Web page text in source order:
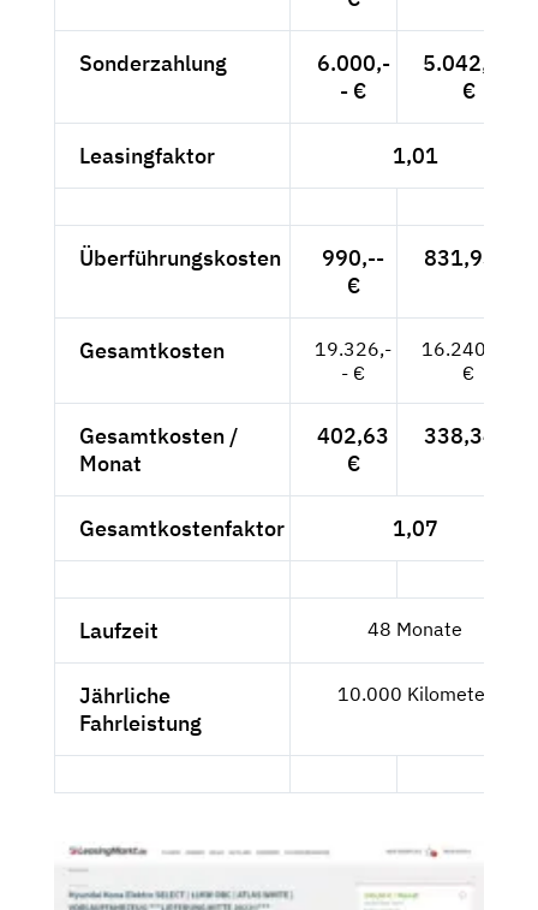
Sonderzahlung
6.000,-
- €
5.042,02
€
Leasingfaktor 1,01
Überführungskosten
990,--
€
831,93 €
Gesamtkosten
19.326,-
- €
16.240,34
€
Gesamtkosten /
Monat
402,63
€
338,34 €
Gesamtkostenfaktor 1,07
Laufzeit 48 Monate
Jährliche
Fahrleistung
10.000 Kilometer